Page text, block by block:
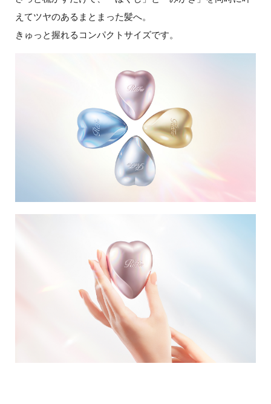
えてツヤのあるまとまった髪へ。
きゅっと握れるコンパクトサイズです。